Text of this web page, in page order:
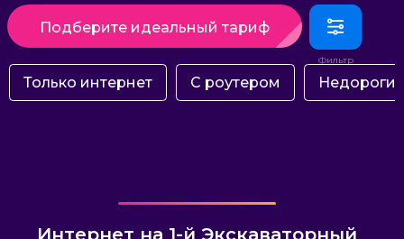
Подберите идеальный тариф
Только интернет С роутером Недорогие
Интернет на 1-й Экскаваторный